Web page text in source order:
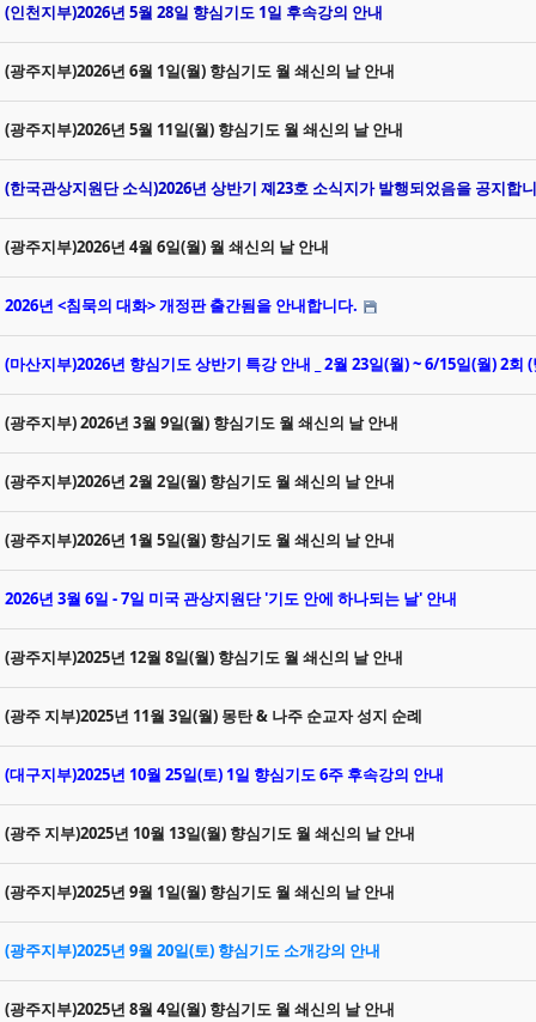
(인천지부)2026년 5월 28일 향심기도 1일 후속강의 안내
(광주지부)2026년 6월 1일(월) 향심기도 월 쇄신의 날 안내
(광주지부)2026년 5월 11일(월) 향심기도 월 쇄신의 날 안내
(한국관상지원단 소식)2026년 상반기 졔23호 소식지가 발행되었음을 공지합
(광주지부)2026년 4월 6일(월) 월 쇄신의 날 안내
2026년 <침묵의 대화> 개정판 출간됨을 안내합니다.
(마산지부)2026년 향심기도 상반기 특강 안내 _ 2월 23일(월) ~ 6/15일(월) 2회
(광주지부) 2026년 3월 9일(월) 향심기도 월 쇄신의 날 안내
(광주지부)2026년 2월 2일(월) 향심기도 월 쇄신의 날 안내
(광주지부)2026년 1월 5일(월) 향심기도 월 쇄신의 날 안내
2026년 3월 6일 - 7일 미국 관상지원단 '기도 안에 하나되는 날' 안내
(광주지부)2025년 12월 8일(월) 향심기도 월 쇄신의 날 안내
(광주 지부)2025년 11월 3일(월) 몽탄 & 나주 순교자 성지 순례
(대구지부)2025년 10월 25일(토) 1일 향심기도 6주 후속강의 안내
(광주 지부)2025년 10월 13일(월) 향심기도 월 쇄신의 날 안내
(광주지부)2025년 9월 1일(월) 향심기도 월 쇄신의 날 안내
(광주지부)2025년 9월 20일(토) 향심기도 소개강의 안내
(광주지부)2025년 8월 4일(월) 향심기도 월 쇄신의 날 안내